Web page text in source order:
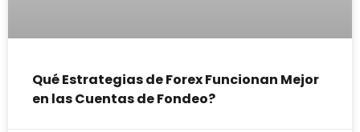
Qué Estrategias de Forex Funcionan Mejor
en las Cuentas de Fondeo?